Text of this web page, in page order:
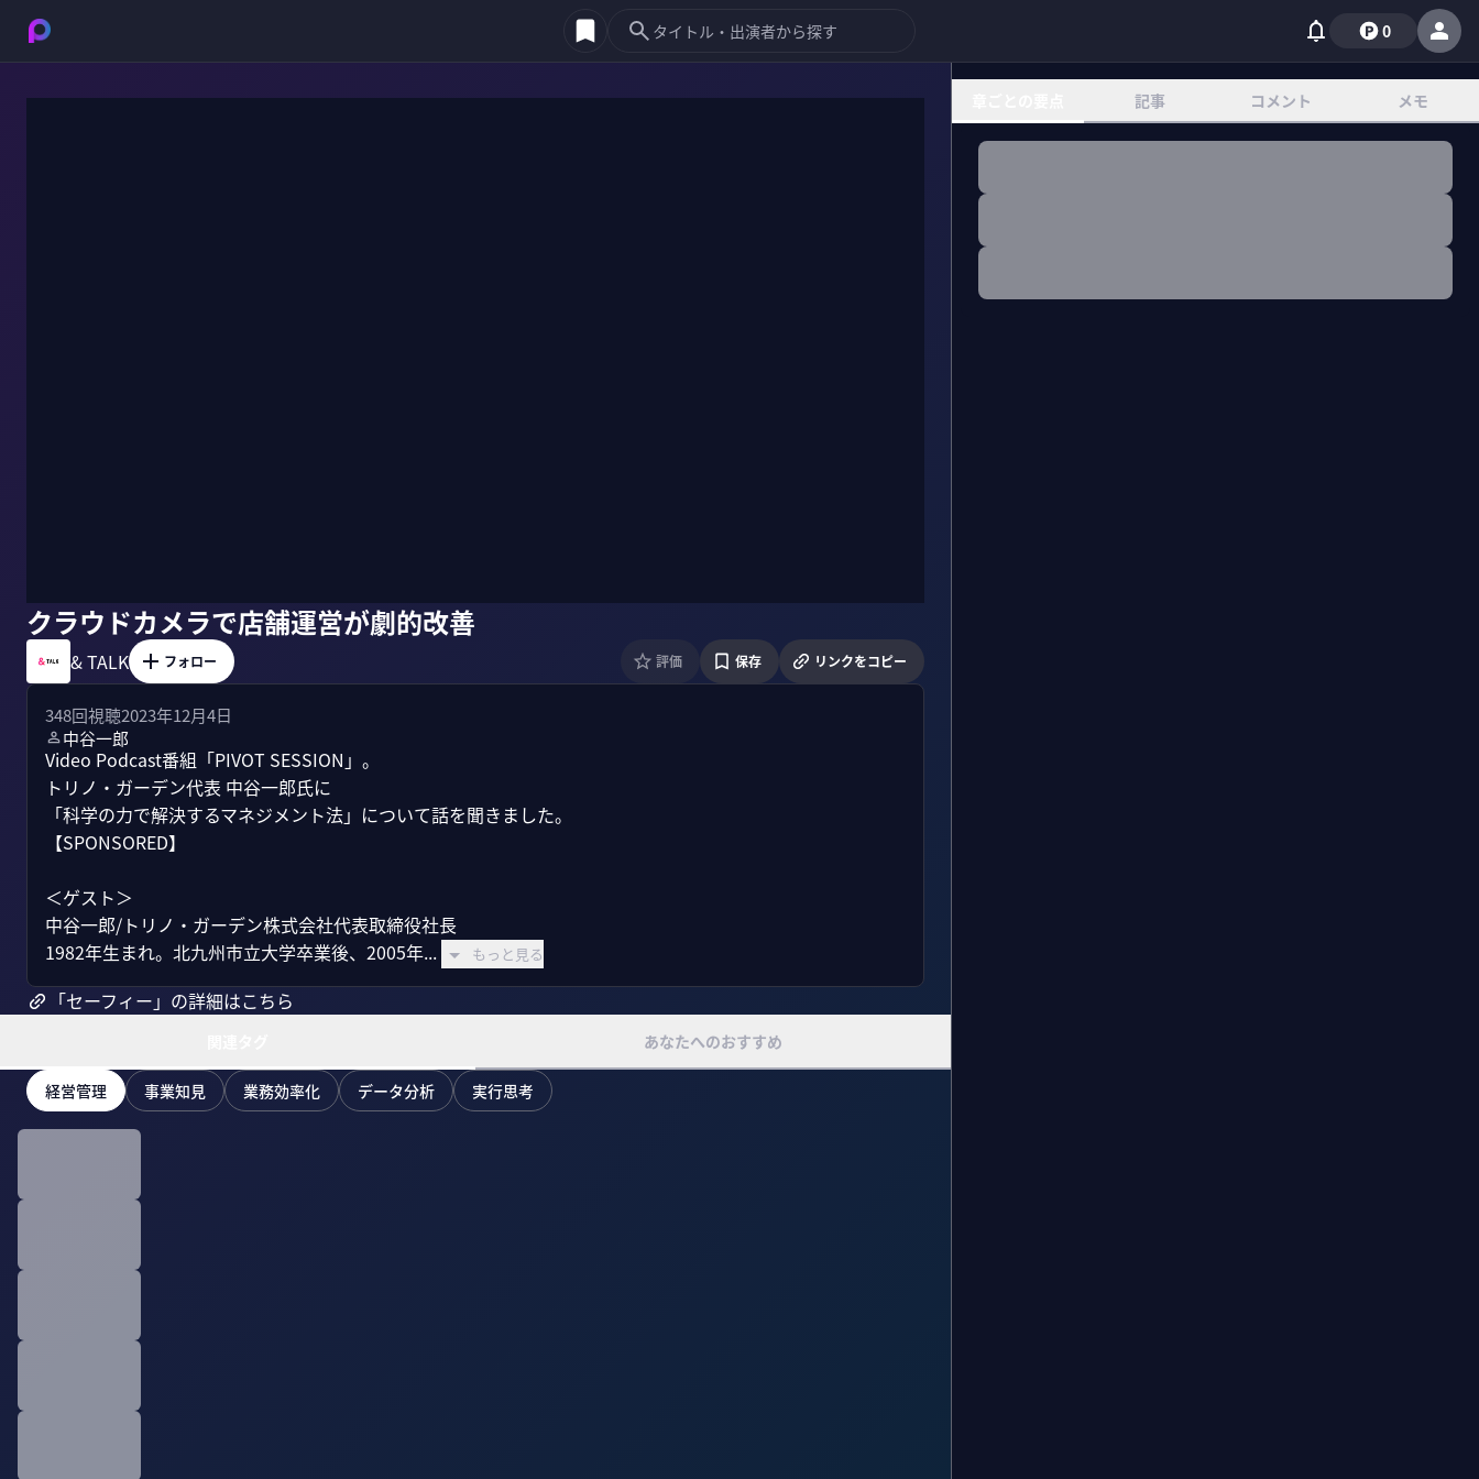
0
クラウドカメラで店舗運営が劇的改善
& TALK フォロー 評価 保存 リンクをコピー
348回視聴2023年12月4日
中谷一郎
Video Podcast番組「PIVOT SESSION」。
トリノ・ガーデン代表 中谷一郎氏に
「科学の力で解決するマネジメント法」について話を聞きました。
【SPONSORED】
＜ゲスト＞
中谷一郎/トリノ・ガーデン株式会社代表取締役社長
1982年生まれ。北九州市立大学卒業後、2005年...
もっと見る
「セーフィー」の詳細はこちら
あなたへのおすすめ
経営管理 事業知見 業務効率化 データ分析 実行思考
記事 コメント メモ